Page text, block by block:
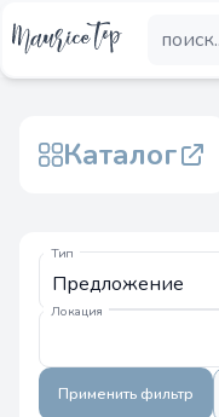
Каталог
Тип
Локация
Применить фильтр